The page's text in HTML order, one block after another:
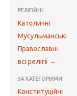
РЕЛІГІЙНІ
Католичні
Мусульманські
Православні
всі релігії →
ЗА КАТЕГОРІЯМИ
Конституційні